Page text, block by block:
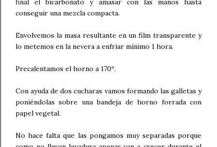
conseguir una mezcla compacta.
Envolvemos la masa resultante en un film transparente y
lo metemos en la nevera a enfriar mínimo 1 hora.
Precalentamos el horno a 170º.
Con ayuda de dos cucharas vamos formando las galletas y
poniéndolas sobre una bandeja de horno forrada con
papel vegetal.
No hace falta que las pongamos muy separadas porque